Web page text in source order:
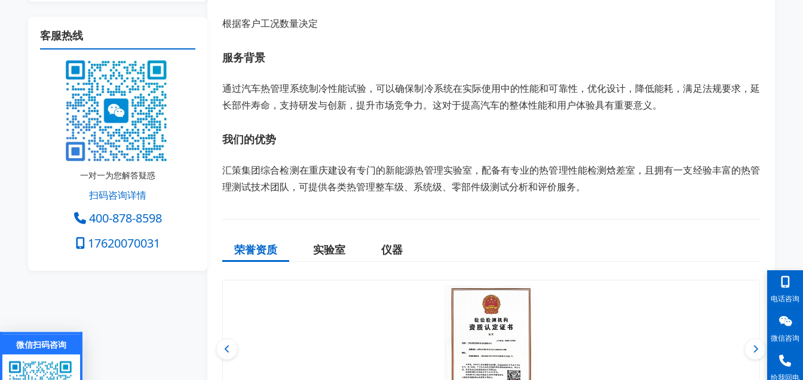
根据客户工况数量决定
服务背景
通过汽车热管理系统制冷性能试验，可以确保制冷系统在实际使用中的性能和可靠性，优化设计，降低能耗，满足法规要求，延
长部件寿命，支持研发与创新，提升市场竞争力。这对于提高汽车的整体性能和用户体验具有重要意义。
我们的优势
汇策集团综合检测在重庆建设有专门的新能源热管理实验室，配备有专业的热管理性能检测焓差室，且拥有一支经验丰富的热管
理测试技术团队，可提供各类热管理整车级、系统级、零部件级测试分析和评价服务。
荣誉资质 实验室 仪器
客服热线
一对一为您解答疑惑
扫码咨询详情
400-878-8598
17620070031
电话咨询
微信咨询
给我回电
微信扫码咨询